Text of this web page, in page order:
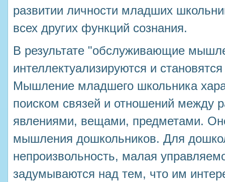
развитии личности младших
всех других функций сознания.
В результате "обслуживающие
интеллектуализируются и
Мышление младшего школьника
поиском связей и отношений между
явлениями, вещами, предметами.
мышления дошкольников. Для
непроизвольность, малая
задумываются над тем, что им